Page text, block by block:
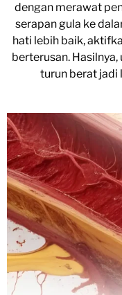
dengan merawat
serapan gula ke
hati lebih baik,
berterusan.
turun berat jadi